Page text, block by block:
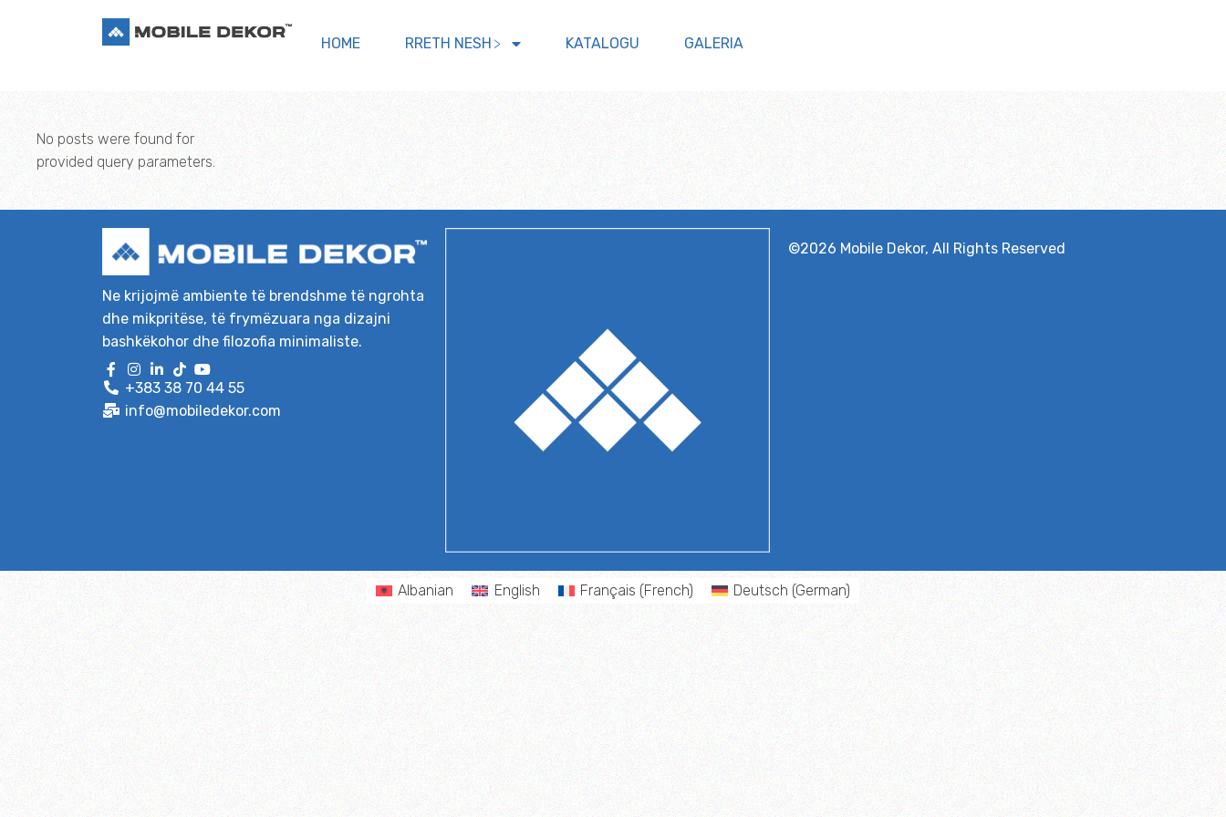
HOME RRETH NESH KATALOGU GALERIA
No posts were found for
provided query parameters.
Ne krijojmë ambiente të brendshme të ngrohta
dhe mikpritëse, të frymëzuara nga dizajni
bashkëkohor dhe filozofia minimaliste.
+383 38 70 44 55
info@mobiledekor.com
©2026 Mobile Dekor, All Rights Reserved
Albanian English Français (French) Deutsch (German)